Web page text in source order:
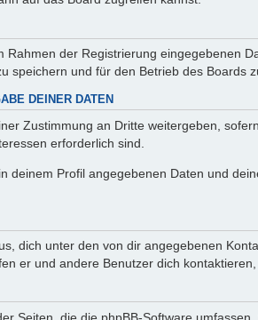
Rahmen der Registrierung eingegebenen
speichern und für den Betrieb des Boards
DEINER DATEN
Zustimmung an Dritte weitergeben,
erforderlich sind.
deinem Profil angegebenen Daten und
dich unter den von dir angegebenen
er und andere Benutzer dich
Seiten, die die phpBB-Software